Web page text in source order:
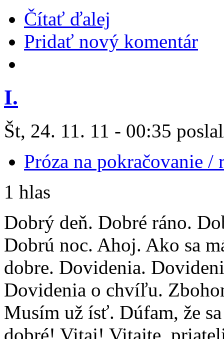
Čítať ďalej
Pridať nový komentár
I.
Št, 24. 11. 11 - 00:35
Próza na pokračovanie /
1 hlas
Dobrý deň. Dobré ráno.
Dobrú noc. Ahoj. Ako sa
dobre. Dovidenia.
Dovidenia o chvíľu.
Musím už ísť. Dúfam, že